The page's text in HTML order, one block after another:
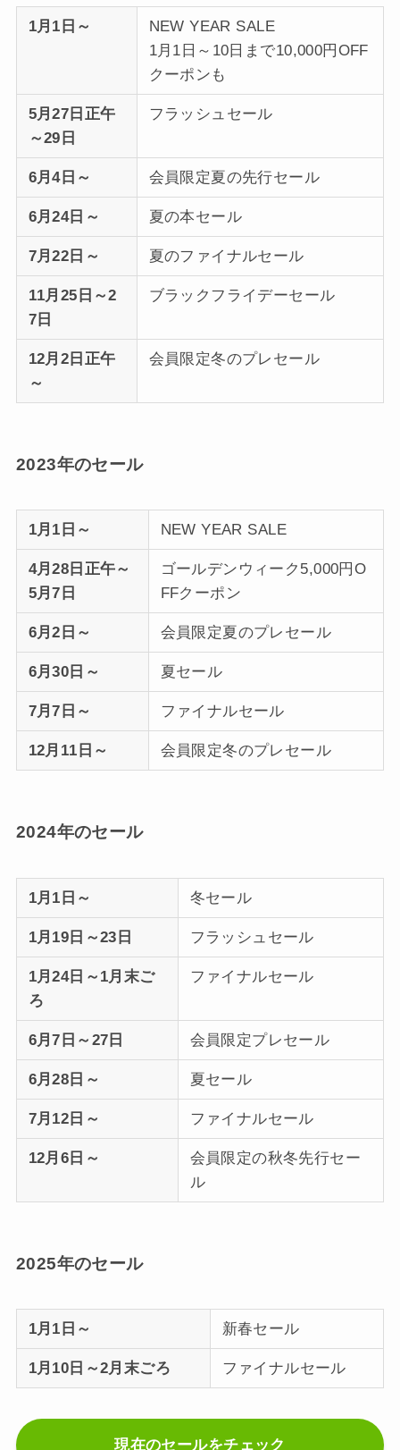
1月1日～
NEW YEAR SALE
1月1日～10日まで10,000円OFF
クーポンも
5月27日正午
～29日
フラッシュセール
6月4日～ 会員限定夏の先行セール
6月24日～ 夏の本セール
7月22日～ 夏のファイナルセール
11月25日～2
7日
ブラックフライデーセール
12月2日正午
～
会員限定冬のプレセール
2023年のセール
1月1日～ NEW YEAR SALE
4月28日正午～
5月7日
ゴールデンウィーク5,000円O
FFクーポン
6月2日～ 会員限定夏のプレセール
6月30日～ 夏セール
7月7日～ ファイナルセール
12月11日～ 会員限定冬のプレセール
2024年のセール
1月1日～ 冬セール
1月19日～23日 フラッシュセール
1月24日～1月末ご
ろ
ファイナルセール
6月7日～27日 会員限定プレセール
6月28日～ 夏セール
7月12日～ ファイナルセール
12月6日～
会員限定の秋冬先行セー
ル
2025年のセール
1月1日～ 新春セール
1月10日～2月末ごろ ファイナルセール
現在のセールをチェック